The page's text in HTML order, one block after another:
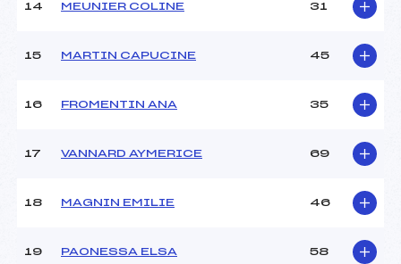
Ouvreurs E :
Pénalité appliquée :
14 MEUNIER COLINE 31
15 MARTIN CAPUCINE 45
16 FROMENTIN ANA 35
17 VANNARD AYMERICE 69
18 MAGNIN EMILIE 46
19 PAONESSA ELSA 58